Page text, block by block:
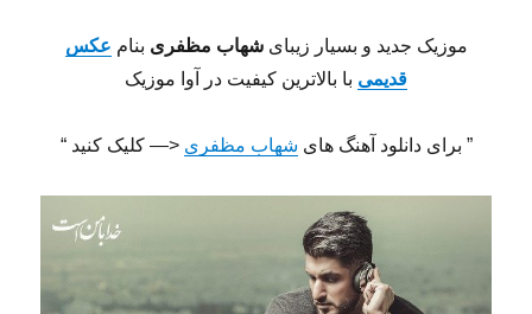
موزیک جدید و بسیار زیبایشهاب مظفری بنام عکس
قدیمی با بالاترین کیفیت در آوا موزیک
” برای دانلود آهنگ های شهاب مظفری <— کلیک کنید “